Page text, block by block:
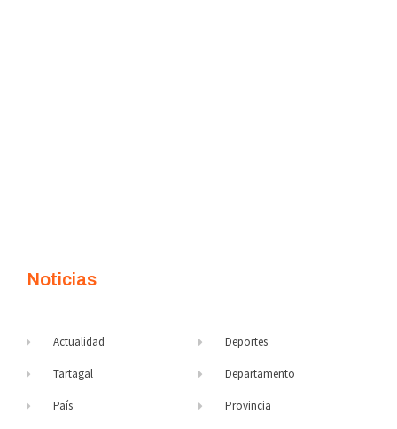
Noticias
Actualidad
Tartagal
País
Deportes
Departamento
Provincia